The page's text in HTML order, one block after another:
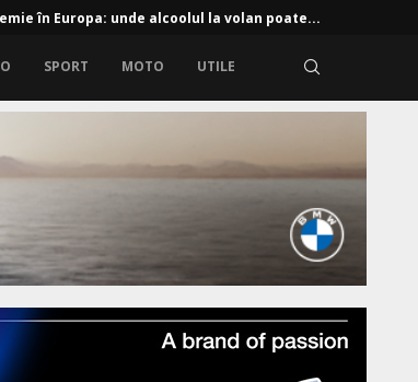
în Europa: unde alcoolul la volan poate...
SPORT MOTO UTILE